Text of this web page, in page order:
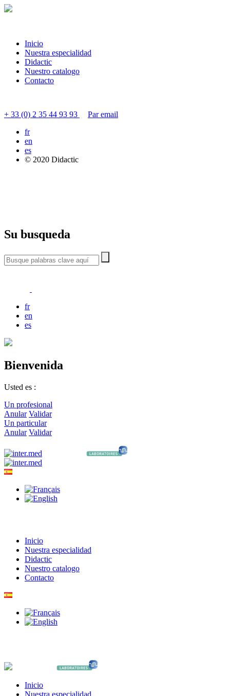
Inicio
Nuestra especialidad
Didactic
Nuestro catalogo
Contacto
+ 33 (0) 2 35 44 93 93
Par email
fr
en
es
© 2020 Didactic
Su busqueda
fr
en
es
Bienvenida
Usted es :
Un profesional
Anular Validar
Un particular
Anular Validar
Inicio
Nuestra especialidad
Didactic
Nuestro catalogo
Contacto
Inicio
Nuestra especialidad